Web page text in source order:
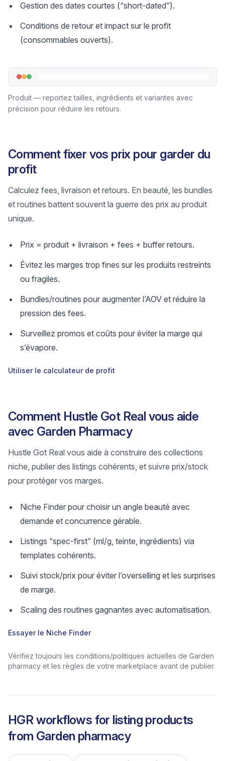
Gestion des dates courtes (“short-dated”).
Conditions de retour et impact sur le profit
(consommables ouverts).
Produit — reportez tailles, ingrédients et variantes avec
précision pour réduire les retours.
Comment fixer vos prix pour garder du
profit
Calculez fees, livraison et retours. En beauté, les bundles
et routines battent souvent la guerre des prix au produit
unique.
Prix = produit + livraison + fees + buffer retours.
Évitez les marges trop fines sur les produits restreints
ou fragiles.
Bundles/routines pour augmenter l’AOV et réduire la
pression des fees.
Surveillez promos et coûts pour éviter la marge qui
s’évapore.
Utiliser le calculateur de profit
Comment Hustle Got Real vous aide
avec Garden Pharmacy
Hustle Got Real vous aide à construire des collections
niche, publier des listings cohérents, et suivre prix/stock
pour protéger vos marges.
Niche Finder pour choisir un angle beauté avec
demande et concurrence gérable.
Listings “spec-first” (ml/g, teinte, ingrédients) via
templates cohérents.
Suivi stock/prix pour éviter l’overselling et les surprises
de marge.
Scaling des routines gagnantes avec automatisation.
Essayer le Niche Finder
Vérifiez toujours les conditions/politiques actuelles de Garden
pharmacy et les règles de votre marketplace avant de publier.
HGR workflows for listing products
from Garden pharmacy